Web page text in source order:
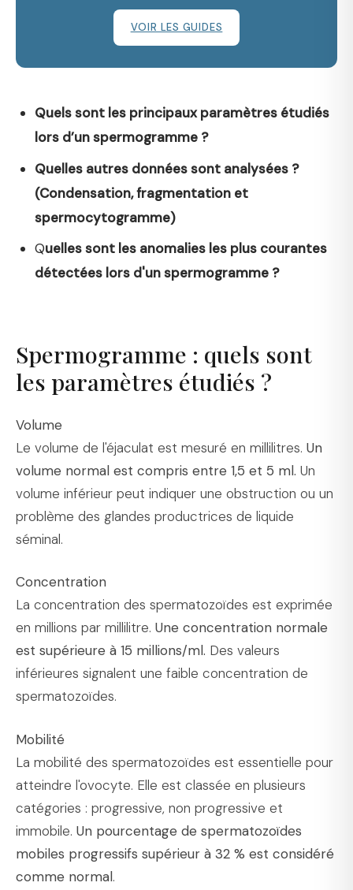
VOIR LES GUIDES
Quels sont les principaux paramètres étudiés
lors d’un spermogramme ?
Quelles autres données sont analysées ?
(Condensation, fragmentation et
spermocytogramme)
Quelles sont les anomalies les plus courantes
détectées lors d'un spermogramme ?
Spermogramme : quels sont
les paramètres étudiés ?
Volume
Le volume de l'éjaculat est mesuré en millilitres. Un
volume normal est compris entre 1,5 et 5 ml. Un
volume inférieur peut indiquer une obstruction ou un
problème des glandes productrices de liquide
séminal.
Concentration
La concentration des spermatozoïdes est exprimée
en millions par millilitre. Une concentration normale
est supérieure à 15 millions/ml. Des valeurs
inférieures signalent une faible concentration de
spermatozoïdes.
Mobilité
La mobilité des spermatozoïdes est essentielle pour
atteindre l'ovocyte. Elle est classée en plusieurs
catégories : progressive, non progressive et
immobile. Un pourcentage de spermatozoïdes
mobiles progressifs supérieur à 32 % est considéré
comme normal.